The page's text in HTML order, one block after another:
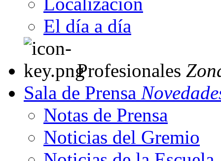
El día a día
Profesionales
Sala de Prensa
Notas de Prensa
Noticias del Gremio